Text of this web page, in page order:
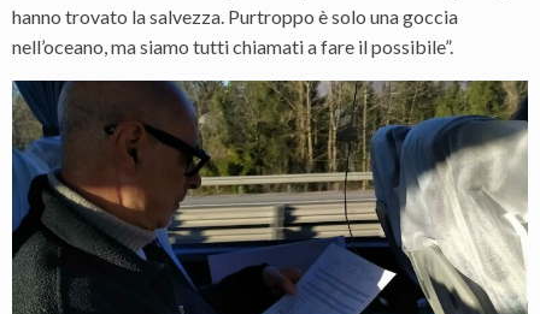
hanno trovato la salvezza. Purtroppo è solo una goccia
nell’oceano, ma siamo tutti chiamati a fare il possibile”.